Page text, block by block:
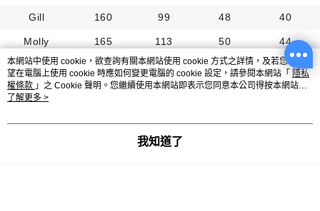
Gill 160 99 48 40
Molly 165 113 50 44
搭配商品
本網站中使用 cookie，欲查詢有關本網站使用 cookie 方式之詳情，及若您不希
望在電腦上使用 cookie 時應如何變更電腦的 cookie 設定，請參閱本網站「 隱私
權條款 」之 Cookie 聲明。您繼續使用本網站即表示您同意本公司得按本網站使
用條款之 Cookie 聲明使用 cookie。
了解更多 >
我知道了